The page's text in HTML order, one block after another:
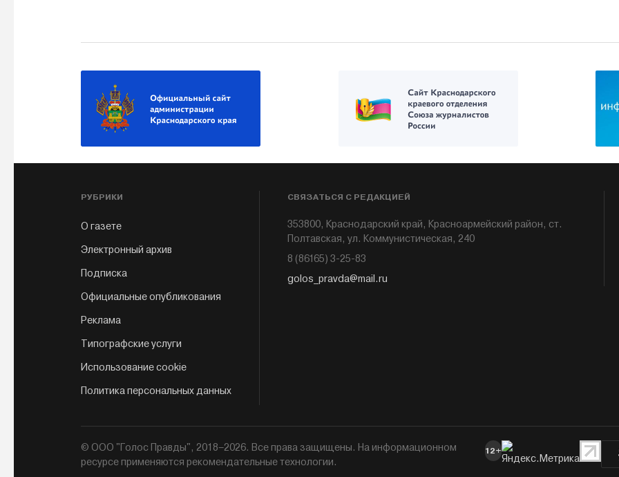
РУБРИКИ
О газете
Электронный архив
Подписка
Официальные опубликования
Реклама
Типографские услуги
Использование cookie
Политика персональных данных
СВЯЗАТЬСЯ С РЕДАКЦИЕЙ
353800, Краснодарский край, Красноармейский район, ст.
Полтавская, ул. Коммунистическая, 240
8 (86165) 3-25-83
golos_pravda@mail.ru
© ООО "Голос Правды", 2018–2026. Все права защищены. На информационном
ресурсе применяются рекомендательные технологии.
12+